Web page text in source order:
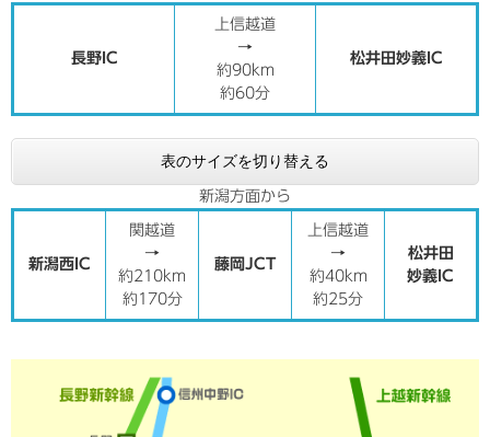
長野IC
上信越道
→
約90km
約60分
松井田妙義IC
表のサイズを切り替える
新潟方面から
新潟西IC
関越道
→
約210km
約170分
藤岡JCT
上信越道
→
約40km
約25分
松井田
妙義IC